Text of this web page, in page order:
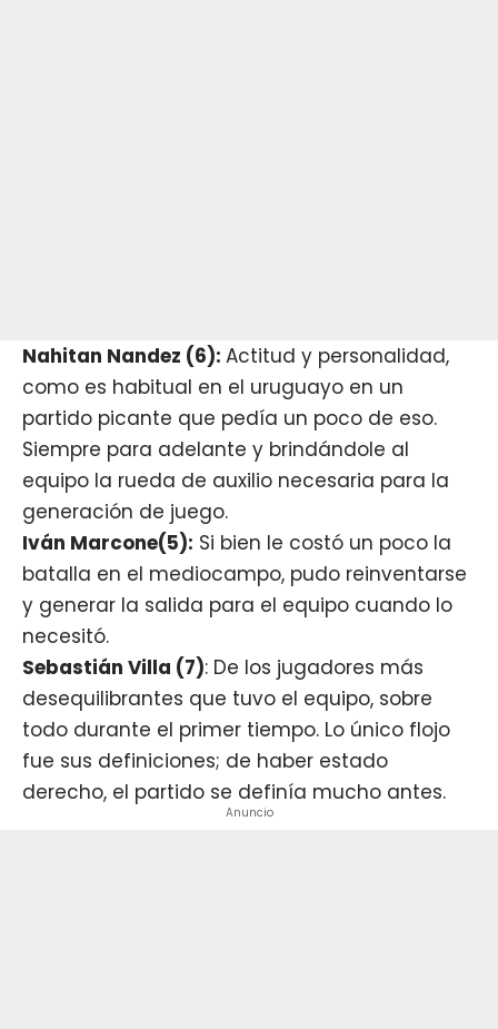
Nahitan Nandez (6): Actitud y personalidad,
como es habitual en el uruguayo en un
partido picante que pedía un poco de eso.
Siempre para adelante y brindándole al
equipo la rueda de auxilio necesaria para la
generación de juego.
Iván Marcone(5): Si bien le costó un poco la
batalla en el mediocampo, pudo reinventarse
y generar la salida para el equipo cuando lo
necesitó.
Sebastián Villa (7): De los jugadores más
desequilibrantes que tuvo el equipo, sobre
todo durante el primer tiempo. Lo único flojo
fue sus definiciones; de haber estado
derecho, el partido se definía mucho antes.
Anuncio